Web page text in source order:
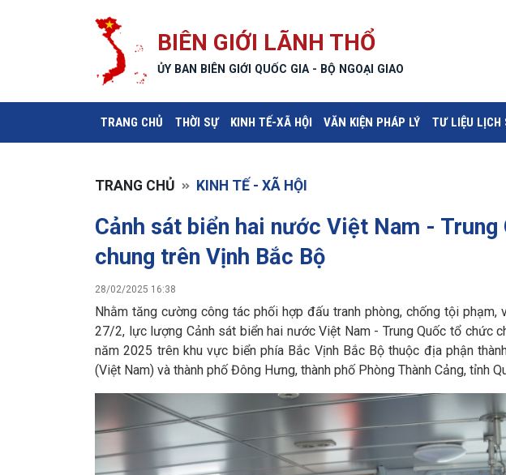
BIÊN GIỚI LÃNH THỔ
ỦY BAN BIÊN GIỚI QUỐC GIA - BỘ NGOẠI GIAO
TRANG CHỦ (CURRENT)
THỜI SỰ KINH TẾ-XÃ HỘI VĂN KIỆN PHÁP LÝ TƯ LIỆU LỊCH
TRANG CHỦ KINH TẾ - XÃ HỘI
Cảnh sát biển hai nước Việt Nam - Trung
chung trên Vịnh Bắc Bộ
28/02/2025 16:38
Nhằm tăng cường công tác phối hợp đấu tranh phòng, chống tội phạm,
27/2, lực lượng Cảnh sát biển hai nước Việt Nam - Trung Quốc tổ chức
năm 2025 trên khu vực biển phía Bắc Vịnh Bắc Bộ thuộc địa phận
(Việt Nam) và thành phố Đông Hưng, thành phố Phòng Thành Cảng, tỉnh